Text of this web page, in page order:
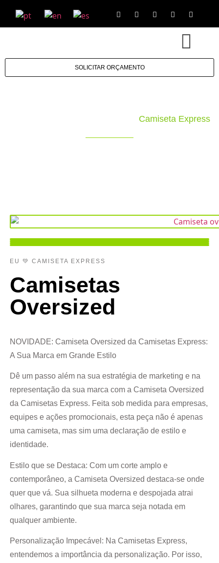
SOLICITAR ORÇAMENTO
Camiseta Express
EU 💚 CAMISETA EXPRESS
Camisetas
Oversized
NOVIDADE: Camiseta Oversized da Camisetas Express:
A Sua Marca em Grande Estilo
Dê um passo além na sua estratégia de marketing e na
representação da sua marca com a Camiseta Oversized
da Camisetas Express. Feita sob medida para empresas,
equipes e ações promocionais, esta peça não é apenas
uma camiseta, mas sim uma declaração de estilo e
identidade.
Estilo que se Destaca: Com um corte amplo e
contemporâneo, a Camiseta Oversized destaca-se onde
quer que vá. Sua silhueta moderna e despojada atrai
olhares, garantindo que sua marca seja notada em
qualquer ambiente.
Personalização Impecável: Na Camisetas Express,
entendemos a importância da personalização. Por isso,